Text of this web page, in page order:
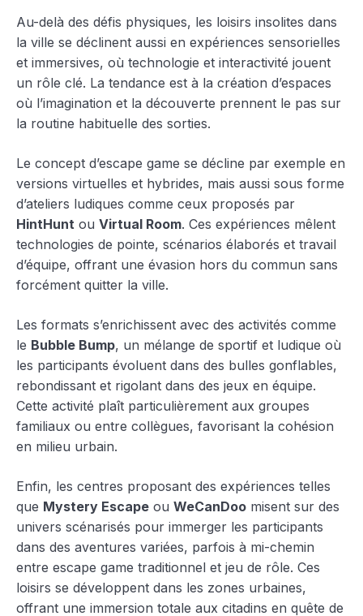
Au-delà des défis physiques, les loisirs insolites dans
la ville se déclinent aussi en expériences sensorielles
et immersives, où technologie et interactivité jouent
un rôle clé. La tendance est à la création d’espaces
où l’imagination et la découverte prennent le pas sur
la routine habituelle des sorties.
Le concept d’escape game se décline par exemple en
versions virtuelles et hybrides, mais aussi sous forme
d’ateliers ludiques comme ceux proposés par
HintHunt ou Virtual Room. Ces expériences mêlent
technologies de pointe, scénarios élaborés et travail
d’équipe, offrant une évasion hors du commun sans
forcément quitter la ville.
Les formats s’enrichissent avec des activités comme
le Bubble Bump, un mélange de sportif et ludique où
les participants évoluent dans des bulles gonflables,
rebondissant et rigolant dans des jeux en équipe.
Cette activité plaît particulièrement aux groupes
familiaux ou entre collègues, favorisant la cohésion
en milieu urbain.
Enfin, les centres proposant des expériences telles
que Mystery Escape ou WeCanDoo misent sur des
univers scénarisés pour immerger les participants
dans des aventures variées, parfois à mi-chemin
entre escape game traditionnel et jeu de rôle. Ces
loisirs se développent dans les zones urbaines,
offrant une immersion totale aux citadins en quête de